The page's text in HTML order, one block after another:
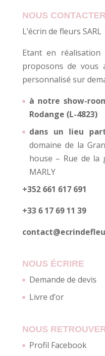
NOUS
L’écrin de fleurs SARL
Etant en
proposons de vous
personnalisé sur
à notre show-
Rodange (L-4823)
dans un lieu
domaine de la
house – Rue de la
MARLY
+352 661 617 691
+33 6 17 69 11 39
NOUS ÉCRIRE
Demande de devis
Livre d’or
NOUS
Profil Facebook